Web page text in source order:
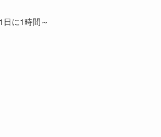
に1時間～